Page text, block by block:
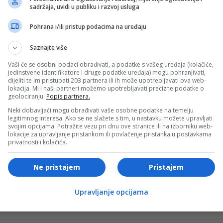
Ta.
Leveling, Aleksandar Pavlović, Nadim Amiri, Feliks
- OGLAS -
Bejer, Florijan Virc, Nik Voltemade, Lenart Karl i Leroj
će prijateljske utakmice sa Finskom u Majncu 31. maja i
E u kojoj su još Kurasao, Obala Slonovače i
sadržaja, uvidi u publiku i razvoj usluga
Pohrana i/ili pristup podacima na uređaju
Saznajte više
Vaši će se osobni podaci obrađivati, a podatke s vašeg uređaja (kolačiće,
jedinstvene identifikatore i druge podatke uređaja) mogu pohranjivati,
dijeliti te im pristupati 203 partnera ili ih može upotrebljavati ova web-
lokacija. Mi i naši partneri možemo upotrebljavati precizne podatke o
geolociranju. Popis partnera.
Neki dobavljači mogu obrađivati vaše osobne podatke na temelju
legitimnog interesa. Ako se ne slažete s tim, u nastavku možete upravljati
svojim opcijama. Potražite vezu pri dnu ove stranice ili na izborniku web-
lokacije za upravljanje pristankom ili povlačenje pristanka u postavkama
privatnosti i kolačića.
Pristajem
Ne pristajem
Upravljanje opcijama